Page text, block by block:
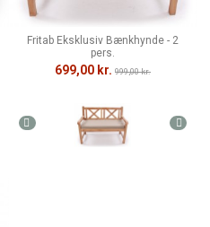
Fritab Eksklusiv Bænkhynde - 2
pers.
699,00 kr. 999,00 kr.